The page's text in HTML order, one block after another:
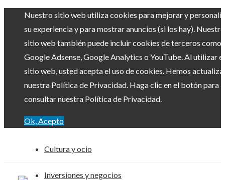
Nuestro sitio web utiliza cookies para mejorar y
su experiencia y para mostrar anuncios (si los hay). Nuestro
sitio web también puede incluir cookies de terceros como
Google Adsense, Google Analytics o YouTube. Al utilizar el
sitio web, usted acepta el uso de cookies. Hemos
nuestra Política de Privacidad. Haga clic en el botón para
consultar nuestra Política de Privacidad.
Ok, Acepto
Cultura y ocio
Inversiones y negocios